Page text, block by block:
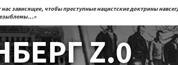
зависящее, чтобы преступные нацистские доктрины
Z.0